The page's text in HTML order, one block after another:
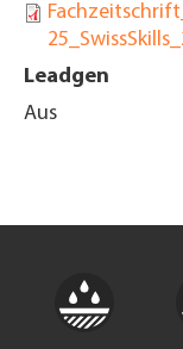
Leadgen
Aus